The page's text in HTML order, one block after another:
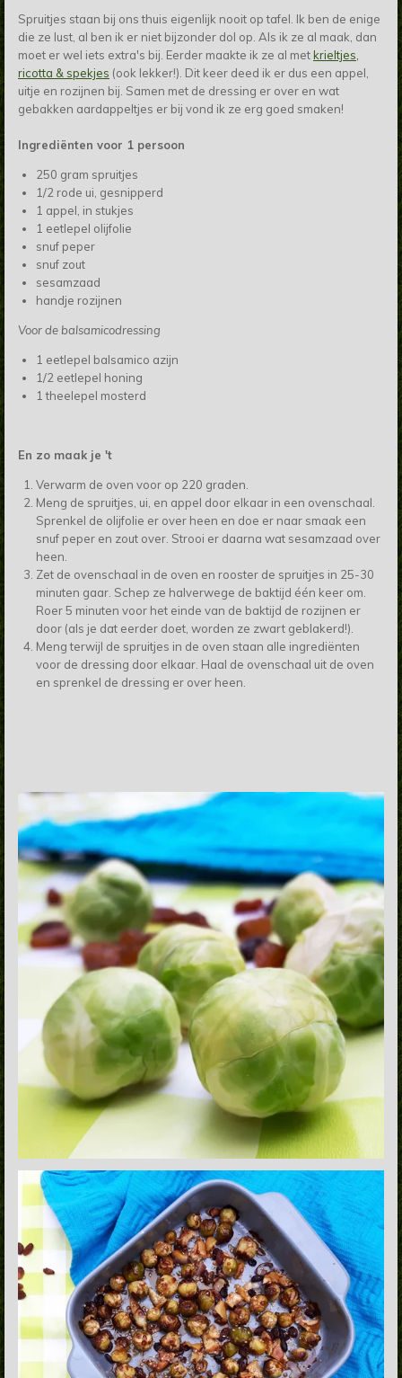
Spruitjes staan bij ons thuis eigenlijk nooit op tafel. Ik ben de enige
die ze lust, al ben ik er niet bijzonder dol op. Als ik ze al maak, dan
moet er wel iets extra's bij. Eerder maakte ik ze al metkrieltjes,
ricotta & spekjes (ook lekker!). Dit keer deed ik er dus een appel,
uitje en rozijnen bij. Samen met de dressing er over en wat
gebakken aardappeltjes er bij vond ik ze erg goed smaken!
Ingrediënten voor 1 persoon
250 gram spruitjes
1/2 rode ui, gesnipperd
1 appel, in stukjes
1 eetlepel olijfolie
snuf peper
snuf zout
sesamzaad
handje rozijnen
Voor de balsamicodressing
1 eetlepel balsamico azijn
1/2 eetlepel honing
1 theelepel mosterd
En zo maak je 't
Verwarm de oven voor op 220 graden.
Meng de spruitjes, ui, en appel door elkaar in een ovenschaal.
Sprenkel de olijfolie er over heen en doe er naar smaak een
snuf peper en zout over. Strooi er daarna wat sesamzaad over
heen.
Zet de ovenschaal in de oven en rooster de spruitjes in 25-30
minuten gaar. Schep ze halverwege de baktijd één keer om.
Roer 5 minuten voor het einde van de baktijd de rozijnen er
door (als je dat eerder doet, worden ze zwart geblakerd!).
Meng terwijl de spruitjes in de oven staan alle ingrediënten
voor de dressing door elkaar. Haal de ovenschaal uit de oven
en sprenkel de dressing er over heen.